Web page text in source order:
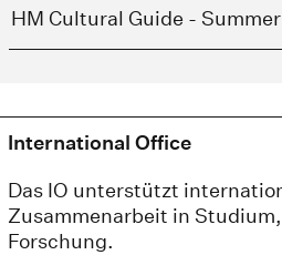
HM Cultural Guide -
International Office
Das IO unterstützt
Zusammenarbeit in
Forschung.